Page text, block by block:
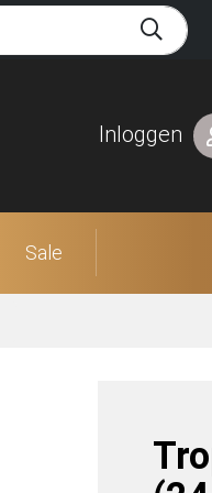
Inloggen
Sale